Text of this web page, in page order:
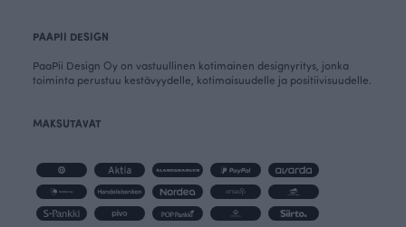
PAAPII DESIGN
PaaPii Design Oy on vastuullinen kotimainen designyritys, jonka
toiminta perustuu kestävyydelle, kotimaisuudelle ja positiivisuudelle.
MAKSUTAVAT